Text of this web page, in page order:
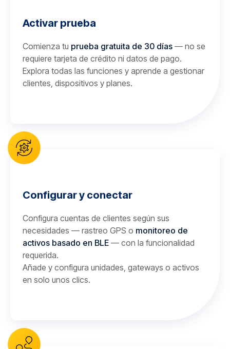
Activar prueba
Comienza tu prueba gratuita de 30 días — no se
requiere tarjeta de crédito ni datos de pago.
Explora todas las funciones y aprende a gestionar
clientes, dispositivos y planes.
Configurar y conectar
Configura cuentas de clientes según sus
necesidades — rastreo GPS o monitoreo de
activos basado en BLE — con la funcionalidad
requerida.
Añade y configura unidades, gateways o activos
en solo unos clics.